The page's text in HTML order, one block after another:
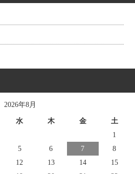
2026年8月
水 木 金
土
1
5 6 7
8
12 13 14
15